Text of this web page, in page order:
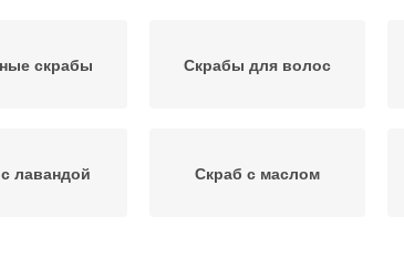
скрабы Скрабы для волос
лавандой Скраб с маслом